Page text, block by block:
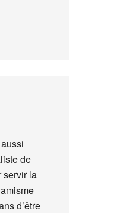
de
servir la
d’être